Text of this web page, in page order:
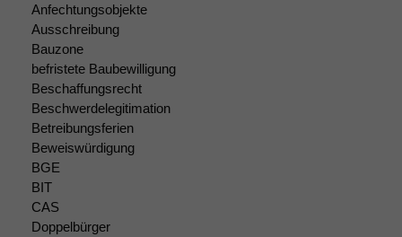
Anfechtungsobjekte
Ausschreibung
Bauzone
befristete Baubewilligung
Beschaffungsrecht
Beschwerdelegitimation
Betreibungsferien
Beweiswürdigung
BGE
BIT
CAS
Doppelbürger